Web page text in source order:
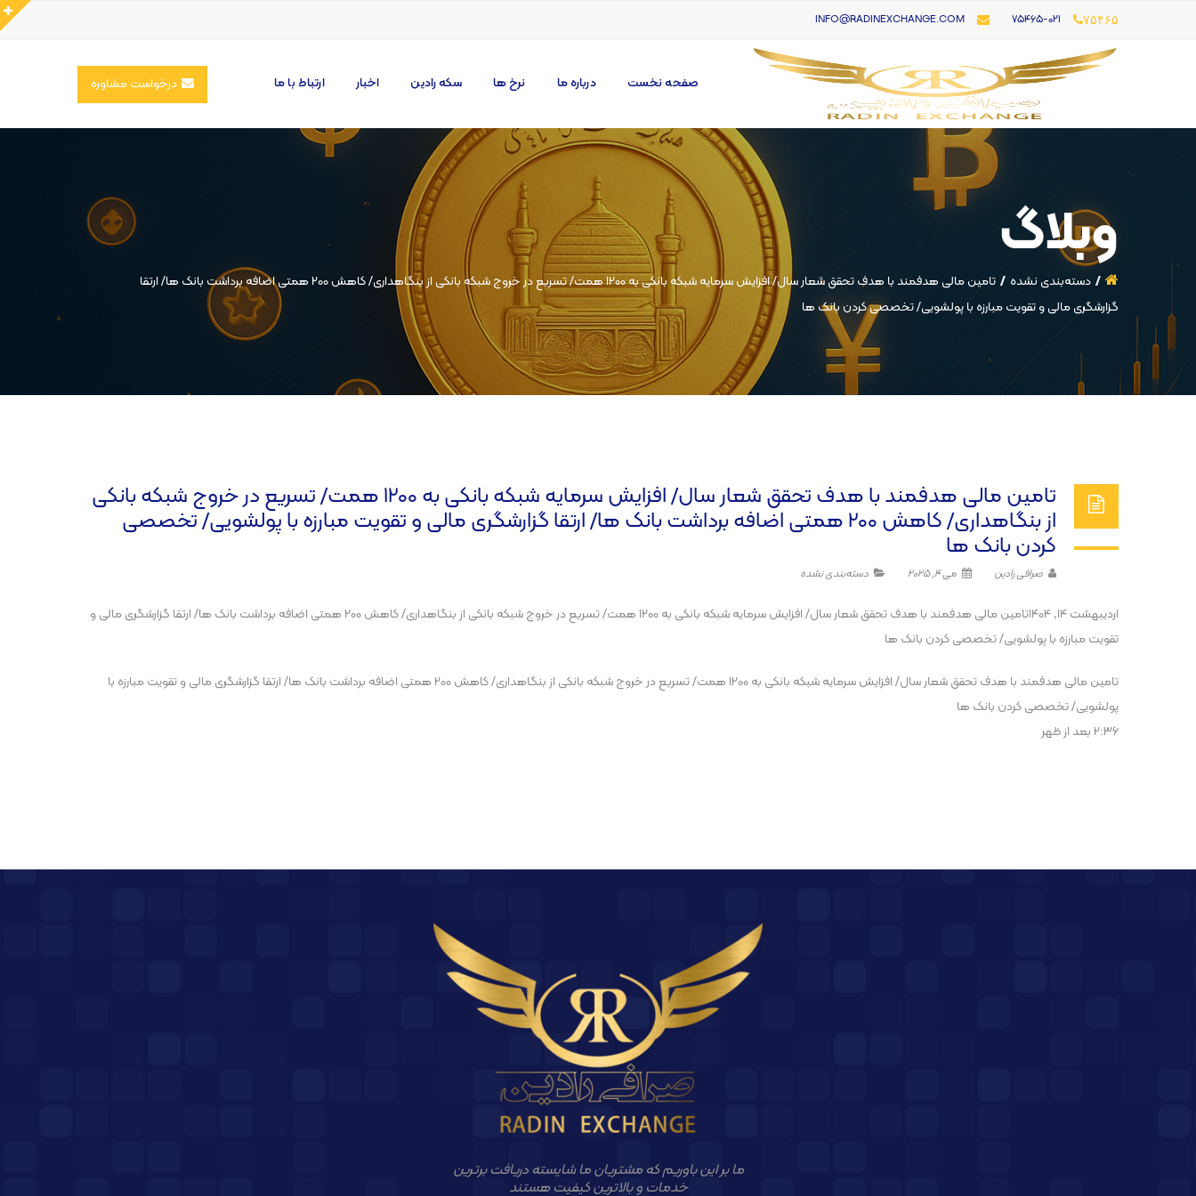
۷۵۴۶۵ INFO@RADINEXCHANGE.COM
صفحه نخست درباره ما نرخ ها سکه رادین اخبار ارتباط با ما درخواست مشاوره
وبلاگ
دسته‌بندی نشده
تامین مالی هدفمند با هدف تحقق شعار سال/ افزایش سرمایه شبکه بانکی به 1200 همت/ تسریع در خروج شبکه بانکی از بنگاهداری/ کاهش 200 همتی اضافه برداشت بانک ها/ ارتقا
گزارشگری مالی و تقویت مبارزه با پولشویی/ تخصصی کردن بانک ها
تامین مالی هدفمند با هدف تحقق شعار سال/ افزایش سرمایه شبکه بانکی به 1200 همت/ تسریع در خروج شبکه بانکی
از بنگاهداری/ کاهش 200 همتی اضافه برداشت بانک ها/ ارتقا گزارشگری مالی و تقویت مبارزه با پولشویی/ تخصصی
کردن بانک ها
صرافی رادین می 4, 2025 دسته‌بندی نشده
اردیبهشت 14, 1404تامین مالی هدفمند با هدف تحقق شعار سال/ افزایش سرمایه شبکه بانکی به 1200 همت/ تسریع در خروج شبکه بانکی از بنگاهداری/ کاهش 200 همتی اضافه برداشت بانک ها/ ارتقا گزارشگری مالی و
تقویت مبارزه با پولشویی/ تخصصی کردن بانک ها
تامین مالی هدفمند با هدف تحقق شعار سال/ افزایش سرمایه شبکه بانکی به 1200 همت/ تسریع در خروج شبکه بانکی از بنگاهداری/ کاهش 200 همتی اضافه برداشت بانک ها/ ارتقا گزارشگری مالی و تقویت مبارزه با
پولشویی/ تخصصی کردن بانک ها
2:36 بعد از ظهر
ما بر این باوریم که مشتریان ما شایسته دریافت برترین
خدمات و بالاترین کیفیت هستند